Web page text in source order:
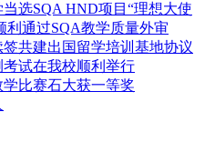
选SQA HND项目“理想大使
利通过SQA教学质量外审
共建出国留学培训基地协议
试在我校顺利举行
比赛石大获一等奖